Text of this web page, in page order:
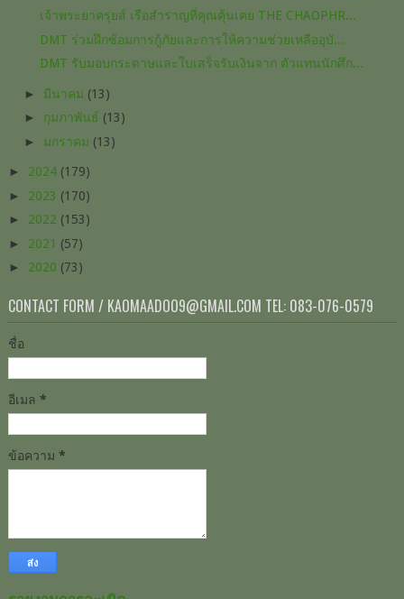
เจ้าพระยาครุยส์ เรือสำราญที่คุณคุ้นเคย THE CHAOPHR...
DMT ร่วมฝึกซ้อมการกู้ภัยและการให้ความช่วยเหลืออุบั...
DMT รับมอบกระดาษและใบเสร็จรับเงินจาก ตัวแทนนักศึก...
► มีนาคม (13)
► กุมภาพันธ์ (13)
► มกราคม (13)
► 2024 (179)
► 2023 (170)
► 2022 (153)
► 2021 (57)
► 2020 (73)
CONTACT FORM / KAOMAADOO9@GMAIL.COM TEL: 083-076-0579
ชื่อ
อีเมล *
ข้อความ *